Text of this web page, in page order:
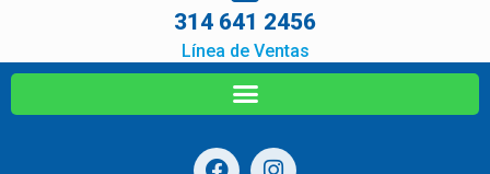
314 641 2456
Línea de Ventas